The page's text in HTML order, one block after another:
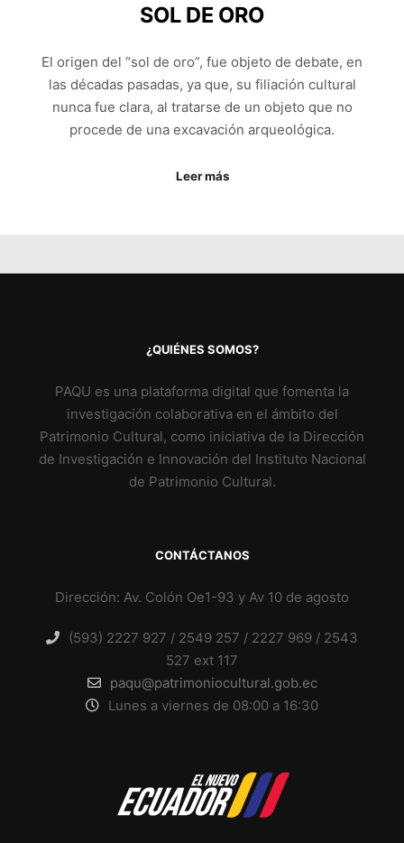
SOL DE ORO
El origen del “sol de oro”, fue objeto de debate, en
las décadas pasadas, ya que, su filiación cultural
nunca fue clara, al tratarse de un objeto que no
procede de una excavación arqueológica.
Leer más
¿QUIÉNES SOMOS?
PAQU es una plataforma digital que fomenta la
investigación colaborativa en el ámbito del
Patrimonio Cultural, como iniciativa de la Dirección
de Investigación e Innovación del Instituto Nacional
de Patrimonio Cultural.
CONTÁCTANOS
Dirección: Av. Colón Oe1-93 y Av 10 de agosto
(593) 2227 927 / 2549 257 / 2227 969 / 2543
527 ext 117
paqu@patrimoniocultural.gob.ec
Lunes a viernes de 08:00 a 16:30